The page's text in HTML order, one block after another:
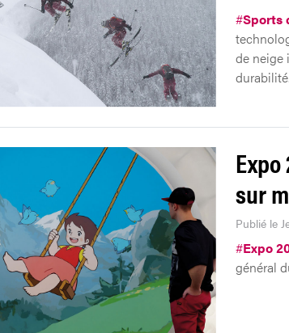
#Sports
de neige
durabilité.
sur
Publié le
#Expo
général